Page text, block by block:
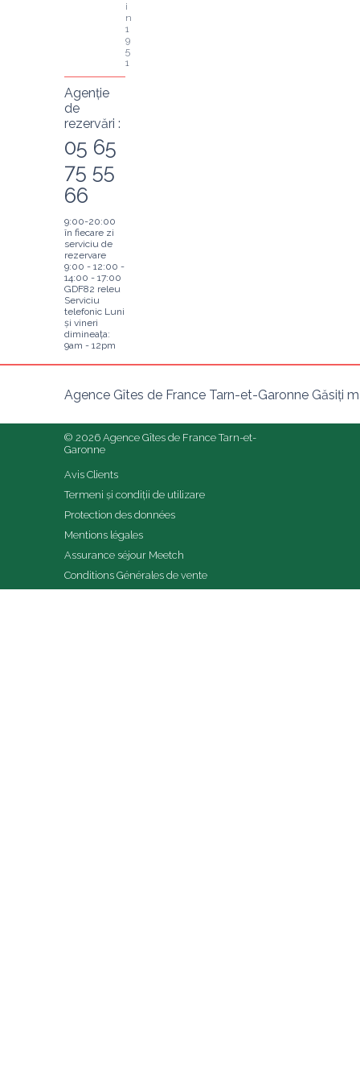
i
n
1
9
5
1
Agenție
de
rezervări :
05 65
75 55
66
9:00-20:00
în fiecare zi
serviciu de
rezervare
9:00 - 12:00 -
14:00 - 17:00
GDF82 releu
Serviciu
telefonic Luni
și vineri
dimineața:
9am - 12pm
Agence Gîtes de France Tarn-et-Garonne Găsiți
© 2026 Agence Gîtes de France Tarn-et-
Garonne
Avis Clients
Termeni și condiții de utilizare
Protection des données
Mentions légales
Assurance séjour Meetch
Conditions Générales de vente